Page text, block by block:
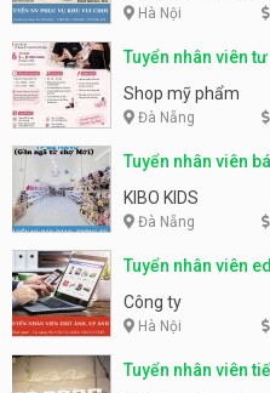
Hà Nội
Tuyển nhân viên
Shop mỹ phẩm
Đà Nẵng
Tuyển nhân viên
KIBO KIDS
Đà Nẵng
Tuyển nhân viên
Công ty
Hà Nội
Tuyển nhân viên